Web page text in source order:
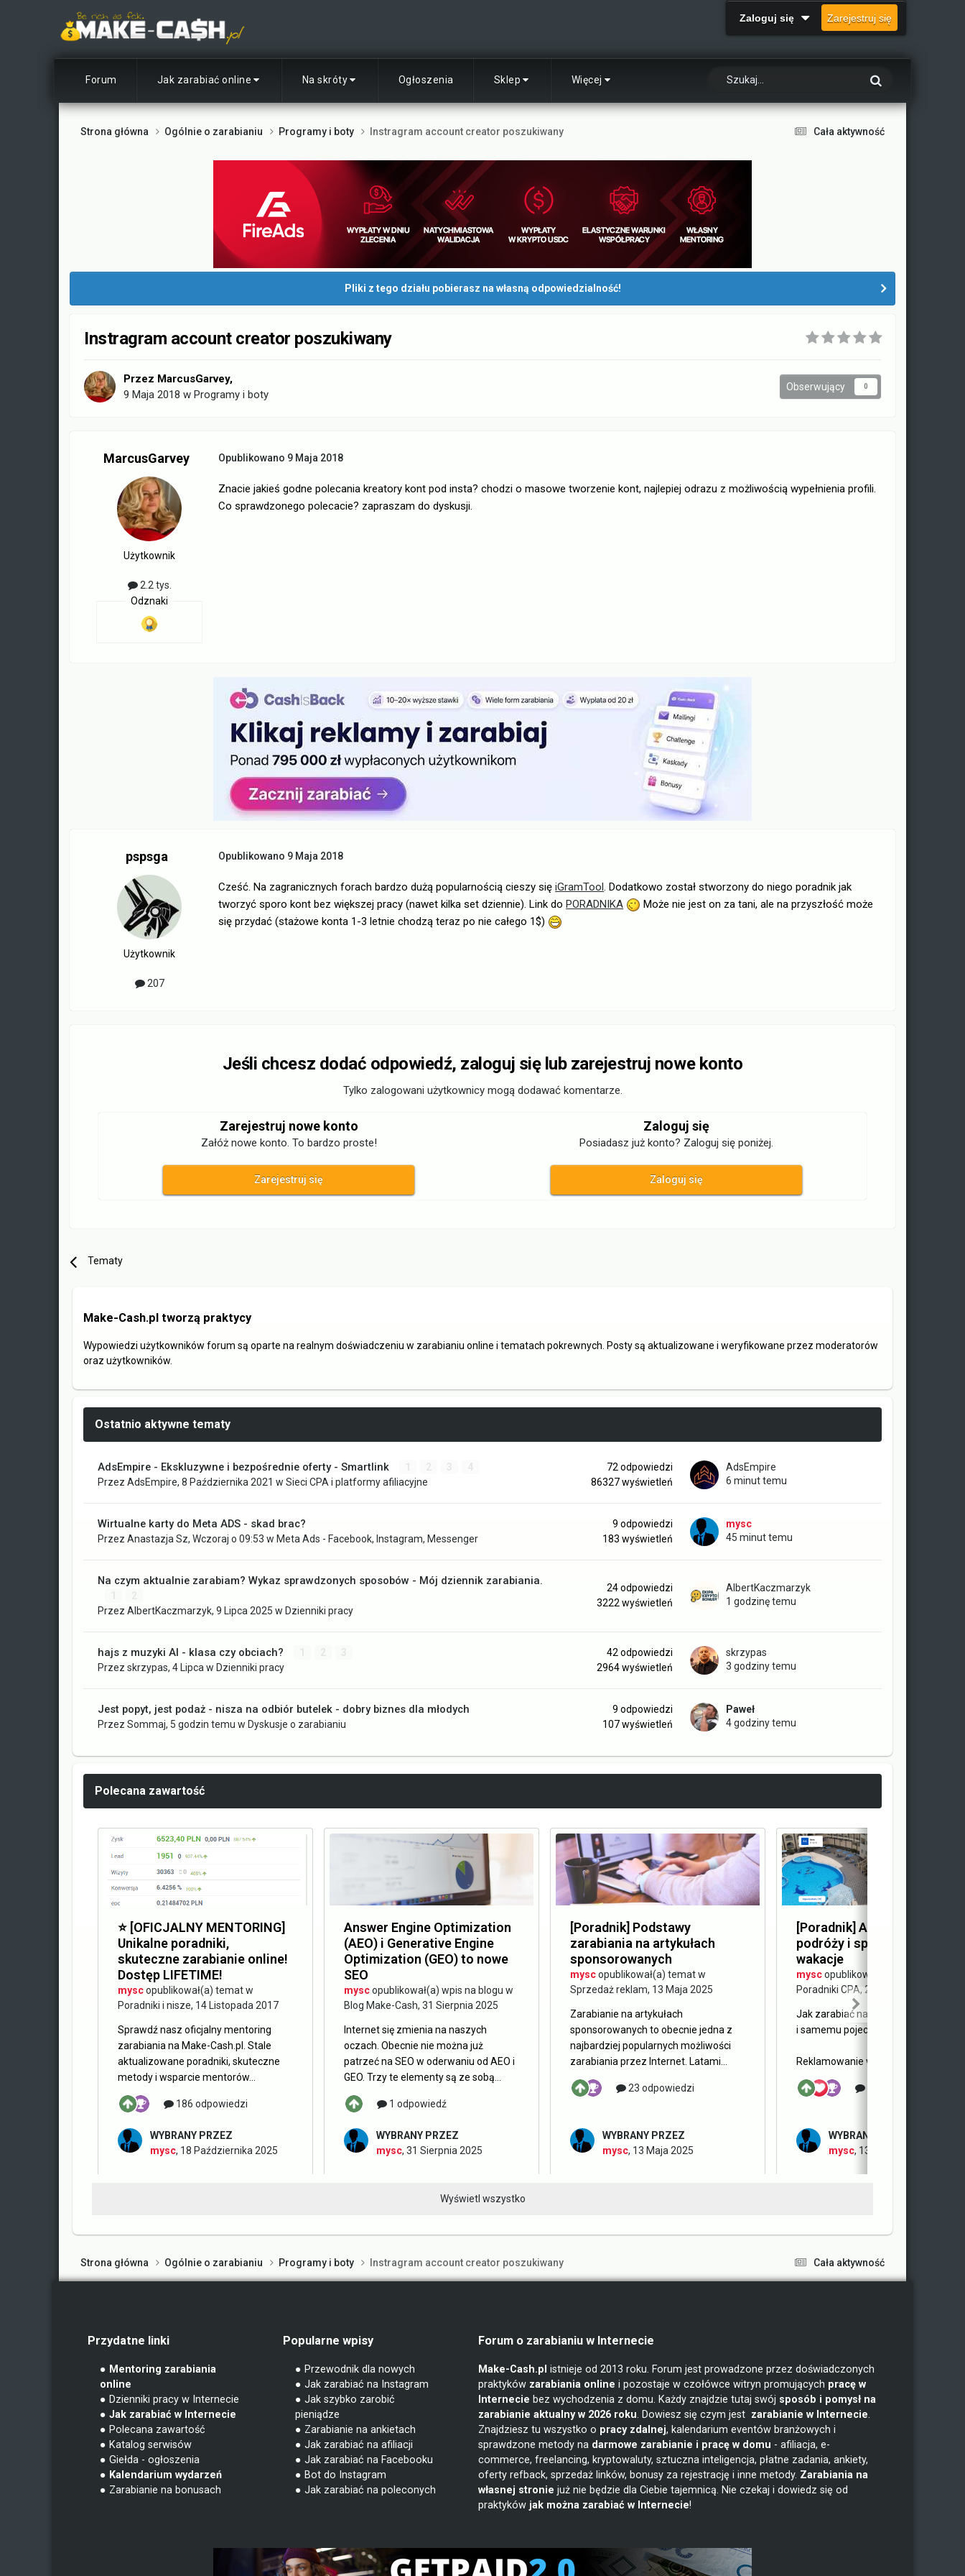
Zaloguj się Zarejestruj się
Forum Jak zarabiać online Na skróty Ogłoszenia Sklep Więcej
Cała aktywność
Strona główna Ogólnie o zarabianiu Programy i boty Instragram account creator poszukiwany
Pliki z tego działu pobierasz na własną odpowiedzialność!
Instragram account creator poszukiwany
Przez MarcusGarvey,
9 Maja 2018 wProgramy i boty
Obserwujący 0
MarcusGarvey
Użytkownik
2.2 tys.
Odznaki
Opublikowano 9 Maja 2018
Znacie jakieś godne polecania kreatory kont pod insta? chodzi o masowe tworzenie kont, najlepiej odrazu z możliwością wypełnienia profili.
Co sprawdzonego polecacie? zapraszam do dyskusji.
pspsga
Użytkownik
207
Opublikowano 9 Maja 2018
Cześć. Na zagranicznych forach bardzo dużą popularnością cieszy sięiGramTool. Dodatkowo został stworzony do niego poradnik jak
tworzyć sporo kont bez większej pracy (nawet kilka set dziennie). Link doPORADNIKA
Może nie jest on za tani, ale na przyszłość może
się przydać (stażowe konta 1-3 letnie chodzą teraz po nie całego 1$)
Jeśli chcesz dodać odpowiedź, zaloguj się lub zarejestruj nowe konto
Tylko zalogowani użytkownicy mogą dodawać komentarze.
Zarejestruj nowe konto
Załóż nowe konto. To bardzo proste!
Zarejestruj się
Zaloguj się
Posiadasz już konto? Zaloguj się poniżej.
Zaloguj się
Tematy
Make-Cash.pl tworzą praktycy
Wypowiedzi użytkowników forum są oparte na realnym doświadczeniu w zarabianiu online i tematach pokrewnych. Posty są aktualizowane i weryfikowane przez moderatorów
oraz użytkowników.
Ostatnio aktywne tematy
AdsEmpire - Ekskluzywne i bezpośrednie oferty - Smartlink
PrzezAdsEmpire,8 Października 2021 wSieci CPA i platformy afiliacyjne
72 odpowiedzi
86327 wyświetleń
AdsEmpire
6 minut temu
Wirtualne karty do Meta ADS - skad brac?
PrzezAnastazja Sz,Wczoraj o 09:53w Meta Ads - Facebook, Instagram, Messenger
9 odpowiedzi
183 wyświetleń
mysc
45 minut temu
Na czym aktualnie zarabiam? Wykaz sprawdzonych sposobów - Mój dziennik zarabiania.
PrzezAlbertKaczmarzyk,9 Lipca 2025 w Dzienniki pracy
24 odpowiedzi
3222 wyświetleń
AlbertKaczmarzyk
1 godzinę temu
hajs z muzyki AI - klasa czy obciach?
Przezskrzypas,4 Lipca w Dzienniki pracy
42 odpowiedzi
2964 wyświetleń
skrzypas
3 godziny temu
Jest popyt, jest podaż - nisza na odbiór butelek - dobry biznes dla młodych
PrzezSommaj, 5 godzin temu w Dyskusje o zarabianiu
9 odpowiedzi
107 wyświetleń
Paweł
4 godziny temu
Polecana zawartość
⭐️ [OFICJALNY MENTORING]
Unikalne poradniki,
skuteczne zarabianie online!
Dostęp LIFETIME!
myscopublikował(a) temat w
Poradniki i nisze, 14 Listopada 2017
Sprawdź nasz oficjalny mentoring
zarabiania na Make-Cash.pl. Stale
aktualizowane poradniki, skuteczne
metody i wsparcie mentorów...
186 odpowiedzi
WYBRANY PRZEZ
mysc, 18 Października 2025
Answer Engine Optimization
(AEO) i Generative Engine
Optimization (GEO) to nowe
SEO
myscopublikował(a) wpis na blogu w
Blog Make-Cash,31 Sierpnia 2025
Internet się zmienia na naszych
oczach. Obecnie nie można już
patrzeć na SEO w oderwaniu od AEO i
GEO. Trzy te elementy są ze sobą...
1 odpowiedź
WYBRANY PRZEZ
mysc,31 Sierpnia 2025
[Poradnik] Podstawy
zarabiania na artykułach
sponsorowanych
myscopublikował(a) temat w
Sprzedaż reklam, 13 Maja 2025
Zarabianie na artykułach
sponsorowanych to obecnie jedna z
najbardziej popularnych możliwości
zarabiania przez Internet. Latami...
23 odpowiedzi
WYBRANY PRZEZ
mysc, 13 Maja 2025
[Poradnik] Afiliacja biur
podróży i sposób na tańsze
wakacje
myscopublikował(a) temat w
Poradniki CPA, 28 Kwietnia 2025
Jak zarabiać na reklamowaniu
i samemu pojechać na nie taniej?
Reklamowanie wakacji do prostych...
WYBRANY PRZEZ
mysc, 13 Maja 2025
Wyświetl wszystko
Cała aktywność
Strona główna Ogólnie o zarabianiu Programy i boty Instragram account creator poszukiwany
Przydatne linki
● Mentoring zarabiania
online
● Dzienniki pracy w Internecie
● Jak zarabiać w Internecie
● Polecana zawartość
● Katalog serwisów
● Giełda - ogłoszenia
● Kalendarium wydarzeń
● Zarabianie na bonusach
Popularne wpisy
● Przewodnik dla nowych
● Jak zarabiać na Instagram
● Jak szybko zarobić
pieniądze
● Zarabianie na ankietach
● Jak zarabiać na afiliacji
● Jak zarabiać na Facebooku
● Bot do Instagram
● Jak zarabiać na poleconych
Forum o zarabianiu w Internecie
Make-Cash.pl istnieje od 2013 roku. Forum jest prowadzone przez doświadczonych
praktyków zarabiania online i pozostaje w czołówce witryn promujących pracę w
Internecie bez wychodzenia z domu. Każdy znajdzie tutaj swój sposób i pomysł na
zarabianie aktualny w 2026 roku. Dowiesz się czym jest zarabianie w Internecie.
Znajdziesz tu wszystko o pracy zdalnej, kalendarium eventów branżowych i
sprawdzone metody na darmowe zarabianie i pracę w domu - afiliacja, e-
commerce, freelancing, kryptowaluty, sztuczna inteligencja, płatne zadania, ankiety,
oferty refback, sprzedaż linków, bonusy za rejestrację i inne metody. Zarabiania na
własnej stronie już nie będzie dla Ciebie tajemnicą. Nie czekaj i dowiedz się od
praktyków jak można zarabiać w Internecie!